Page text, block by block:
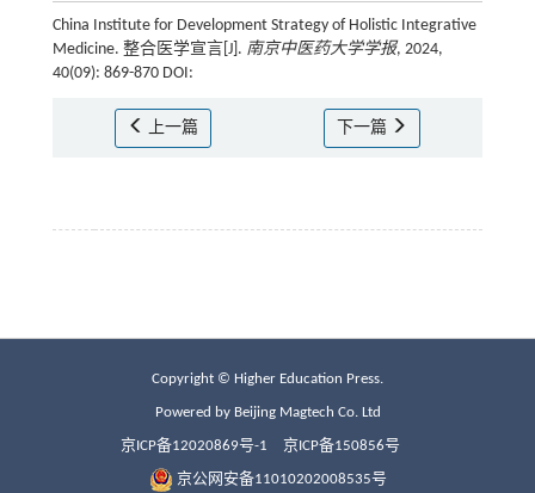
China Institute for Development Strategy of Holistic Integrative
Medicine. 整合医学宣言[J]. 南京中医药大学学报, 2024,
40(09): 869-870 DOI:
上一篇 下一篇
Copyright © Higher Education Press.
Powered by Beijing Magtech Co. Ltd
京ICP备12020869号-1 京ICP备150856号
京公网安备11010202008535号